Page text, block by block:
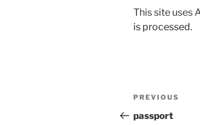
This site uses
is processed.
Post
navigation
Previous
Post
PREVIOUS
passport